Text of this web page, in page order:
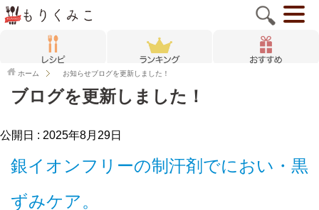
ホーム お知らせブログを更新しました！
ブログを更新しました！
公開日 : 2025年8月29日
銀イオンフリーの制汗剤でにおい・黒
ずみケア。